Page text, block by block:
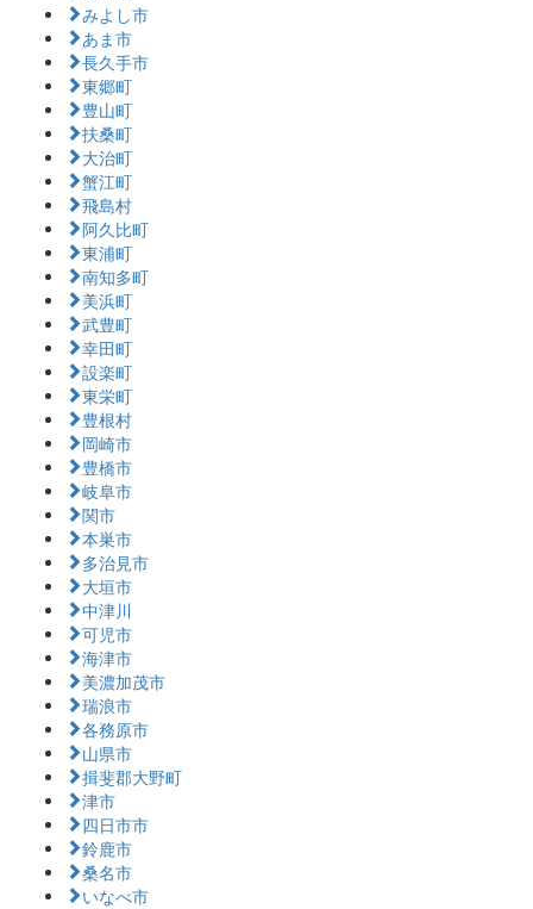
みよし市
あま市
長久手市
東郷町
豊山町
扶桑町
大治町
蟹江町
飛島村
阿久比町
東浦町
南知多町
美浜町
武豊町
幸田町
設楽町
東栄町
豊根村
岡崎市
豊橋市
岐阜市
関市
本巣市
多治見市
大垣市
中津川
可児市
海津市
美濃加茂市
瑞浪市
各務原市
山県市
揖斐郡大野町
津市
四日市市
鈴鹿市
桑名市
いなべ市